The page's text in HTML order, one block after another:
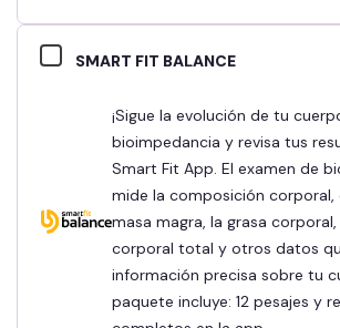
SMART FIT BALANCE
¡Sigue la evolución de tu cuerpo! Realiza tu
bioimpedancia y revisa tus
Smart Fit App. El examen de
mide la composición corporal,
masa magra, la grasa corporal,
corporal total y otros datos
información precisa sobre tu
paquete incluye: 12 pesajes y